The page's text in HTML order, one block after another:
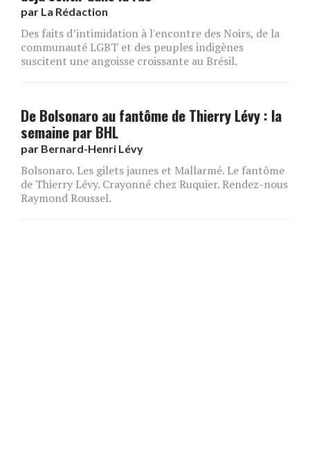
par La Rédaction
Des faits d’intimidation à l'encontre des Noirs, de la
communauté LGBT et des peuples indigènes
suscitent une angoisse croissante au Brésil.
De Bolsonaro au fantôme de Thierry Lévy : la
semaine par BHL
par Bernard-Henri Lévy
Bolsonaro. Les gilets jaunes et Mallarmé. Le fantôme
de Thierry Lévy. Crayonné chez Ruquier. Rendez-nous
Raymond Roussel.